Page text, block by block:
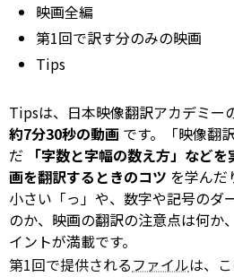
映画全編
第1回で訳す分のみの映画
Tips
Tipsは、日本映像翻訳アカデミー
約7分30秒の動画 です。「映像翻
だ
「字数と字幅の数え方」など
画を翻訳するときのコツ を学んだ
小さい「っ」や、数字や記号の
のか、映画の翻訳の注意点は何か
イントが満載です。
第1回で提供されるファイルは、こ